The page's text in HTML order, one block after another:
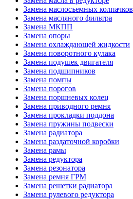
Замена маслосъемных колпачков
Замена масляного фильтра
Замена МКПП
Замена опоры
Замена охлаждающей жидкости
Замена поворотного кулака
Замена подушек двигателя
Замена подшипников
Замена помпы
Замена порогов
Замена поршневых колец
Замена приводного ремня
Замена прокладки поддона
Замена пружины подвески
Замена радиатора
Замена раздаточной коробки
Замена рамы
Замена редуктора
Замена резонатора
Замена ремня ГРМ
Замена решетки радиатора
Замена рулевого редуктора